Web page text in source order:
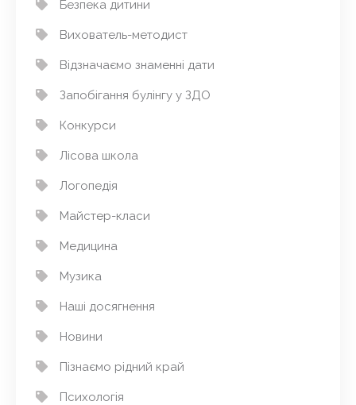
Безпека дитини
Вихователь-методист
Відзначаємо знаменні дати
Запобігання булінгу у ЗДО
Конкурси
Лісова школа
Логопедія
Майстер-класи
Медицина
Музика
Наші досягнення
Новини
Пізнаємо рідний край
Психологія